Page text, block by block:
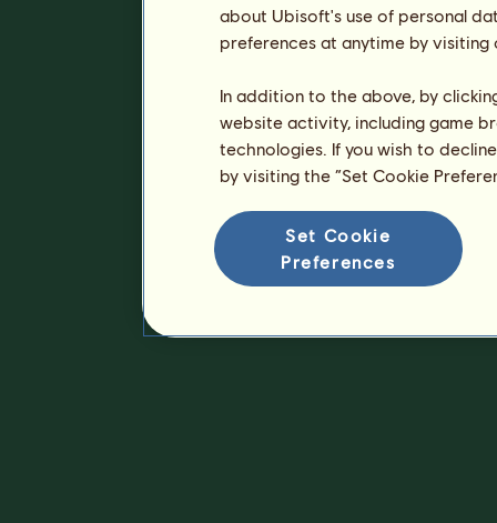
about Ubisoft's use of personal
preferences at anytime by
In addition to the above, by
website activity, including game
technologies. If you wish to
by visiting the “Set Cookie
Set Cookie
Preferences